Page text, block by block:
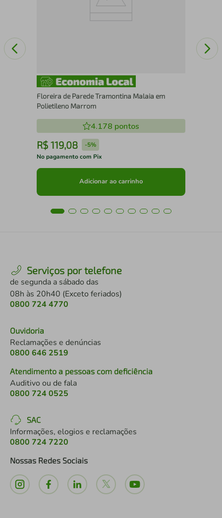
Floreira de Parede Tramontina Malaia em
Polietileno Marrom
4.178 pontos
R$ 119,08 -5%
No pagamento com Pix
Adicionar ao carrinho
Serviços por telefone
de segunda a sábado das
08h às 20h40 (Exceto feriados)
0800 724 4770
Ouvidoria
Reclamações e denúncias
0800 646 2519
Atendimento a pessoas com deficiência
Auditivo ou de fala
0800 724 0525
SAC
Informações, elogios e reclamações
0800 724 7220
Nossas Redes Sociais